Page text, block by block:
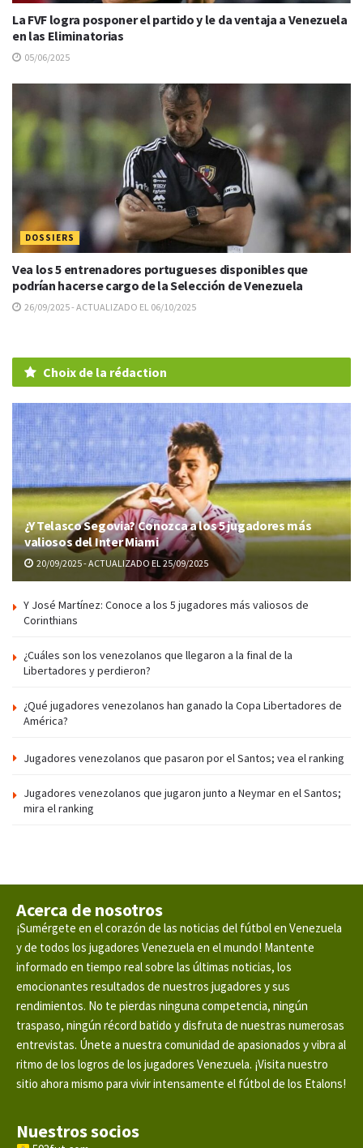
La FVF logra posponer el partido y le da ventaja a Venezuela
en las Eliminatorias
05/06/2025
DOSSIERS
Vea los 5 entrenadores portugueses disponibles que
podrían hacerse cargo de la Selección de Venezuela
26/09/2025 - ACTUALIZADO EL 06/10/2025
Choix de la rédaction
¿Y Telasco Segovia? Conozca a los 5 jugadores más
valiosos del Inter Miami
20/09/2025 - ACTUALIZADO EL 25/09/2025
Y José Martínez: Conoce a los 5 jugadores más valiosos de
Corinthians
¿Cuáles son los venezolanos que llegaron a la final de la
Libertadores y perdieron?
¿Qué jugadores venezolanos han ganado la Copa Libertadores de
América?
Jugadores venezolanos que pasaron por el Santos; vea el ranking
Jugadores venezolanos que jugaron junto a Neymar en el Santos;
mira el ranking
Acerca de nosotros
¡Sumérgete en el corazón de las noticias del fútbol en Venezuela
y de todos los jugadores Venezuela en el mundo! Mantente
informado en tiempo real sobre las últimas noticias, los
emocionantes resultados de nuestros jugadores y sus
rendimientos. No te pierdas ninguna competencia, ningún
traspaso, ningún récord batido y disfruta de nuestras numerosas
entrevistas. Únete a nuestra comunidad de apasionados y vibra al
ritmo de los logros de los jugadores Venezuela. ¡Visita nuestro
sitio ahora mismo para vivir intensamente el fútbol de los Etalons!
Nuestros socios